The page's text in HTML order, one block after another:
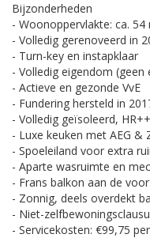
Bijzonderheden
- Woonoppervlakte: ca. 54
- Volledig gerenoveerd in
- Turn-key en instapklaar
- Volledig eigendom (geen
- Actieve en gezonde VvE
- Fundering hersteld in
- Volledig geïsoleerd,
- Luxe keuken met AEG &
- Spoeleiland voor extra
- Aparte wasruimte en
- Frans balkon aan de
- Zonnig, deels overdekt
- Niet-
- Servicekosten: €99,75